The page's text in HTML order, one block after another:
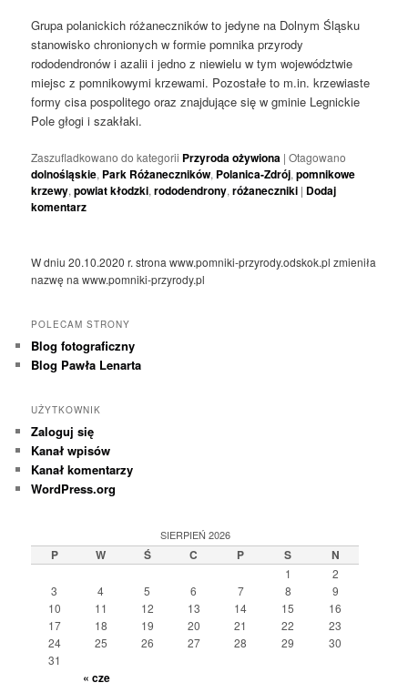
Grupa polanickich różaneczników to jedyne na Dolnym Śląsku
stanowisko chronionych w formie pomnika przyrody
rododendronów i azalii i jedno z niewielu w tym województwie
miejsc z pomnikowymi krzewami. Pozostałe to m.in. krzewiaste
formy cisa pospolitego oraz znajdujące się w gminie Legnickie
Pole głogi i szakłaki.
Zaszufladkowano do kategorii Przyroda ożywiona |Otagowano
dolnośląskie, Park Różaneczników, Polanica-Zdrój,pomnikowe
krzewy,powiat kłodzki,rododendrony,różaneczniki | Dodaj
komentarz
W dniu 20.10.2020 r. strona www.pomniki-przyrody.odskok.pl zmieniła
nazwę na www.pomniki-przyrody.pl
POLECAM STRONY
Blog fotograficzny
Blog Pawła Lenarta
UŻYTKOWNIK
Zaloguj się
Kanał wpisów
Kanał komentarzy
WordPress.org
SIERPIEŃ 2026
P W Ś C P S N
1
2
3
4 5 6 7 8
9
10
11 12 13 14 15
16
17
18 19 20 21 22
23
24
25 26 27 28 29
30
31
« cze